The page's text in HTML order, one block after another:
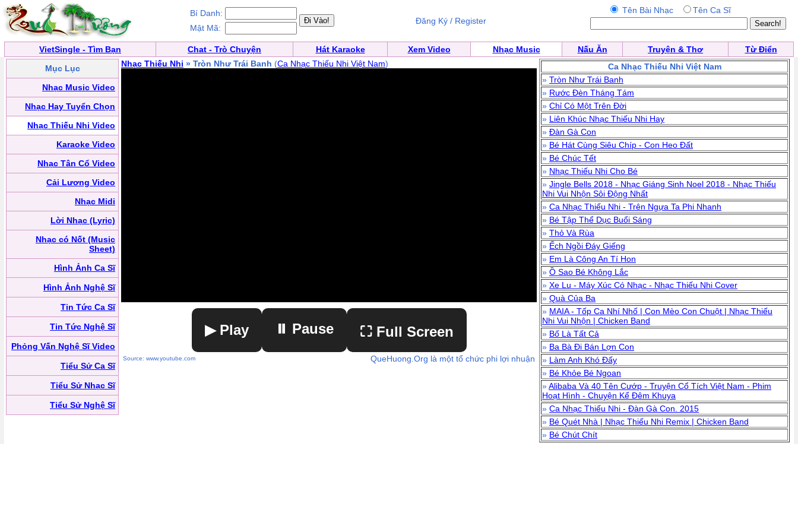
Bí Danh:
Mật Mã:
Đăng Ký / Register
Tên Bài Nhạc Tên Ca Sĩ
VietSingle - Tìm Bạn Chat - Trò Chuyện Hát Karaoke Xem Video Nhạc Music Nấu Ăn Truyện & Thơ
Từ Điển
Mục Lục
Nhạc Music Video
Nhạc Hay Tuyển Chọn
Nhạc Thiếu Nhi Video
Karaoke Video
Nhạc Tân Cổ Video
Cải Lương Video
Nhạc Midi
Lời Nhạc (Lyric)
Nhạc có Nốt (Music
Sheet)
Hình Ảnh Ca Sĩ
Hình Ảnh Nghệ Sĩ
Tin Tức Ca Sĩ
Tin Tức Nghệ Sĩ
Phỏng Vấn Nghệ Sĩ Video
Tiểu Sử Ca Sĩ
Tiểu Sử Nhạc Sĩ
Tiểu Sử Nghệ Sĩ
Nhạc Thiếu Nhi » Tròn Như Trái Banh (Ca Nhạc Thiếu Nhi Việt Nam)
▶ Play ⏸ Pause ⛶ Full Screen
Source: www.youtube.com QueHuong.Org là một tổ chức phi lợi nhuận
Ca Nhạc Thiếu Nhi Việt Nam
» Tròn Như Trái Banh
» Rước Đèn Tháng Tám
» Chỉ Có Một Trên Đời
» Liên Khúc Nhạc Thiếu Nhi Hay
» Đàn Gà Con
» Bé Hát Cùng Siêu Chíp - Con Heo Đất
» Bé Chúc Tết
» Nhạc Thiếu Nhi Cho Bé
» Jingle Bells 2018 - Nhạc Giáng Sinh Noel 2018 - Nhạc Thiếu
Nhi Vui Nhộn Sôi Động Nhất
» Ca Nhạc Thiếu Nhi - Trên Ngựa Ta Phi Nhanh
» Bé Tập Thể Dục Buổi Sáng
» Thỏ Và Rùa
» Ếch Ngồi Đáy Giếng
» Em Là Công An Tí Hon
» Ồ Sao Bé Không Lắc
» Xe Lu - Máy Xúc Có Nhạc - Nhạc Thiếu Nhi Cover
» Quà Của Ba
» MAIA - Tốp Ca Nhí Nhố | Con Mèo Con Chuột | Nhạc Thiếu
Nhi Vui Nhộn | Chicken Band
» Bố Là Tất Cả
» Ba Bà Đi Bán Lợn Con
» Làm Anh Khó Đấy
» Bé Khỏe Bé Ngoan
»Alibaba Và 40 Tên Cướp - Truyện Cổ Tích Việt Nam - Phim
Hoạt Hình - Chuyện Kể Đêm Khuya
» Ca Nhạc Thiếu Nhi - Đàn Gà Con. 2015
» Bé Quét Nhà | Nhạc Thiếu Nhi Remix | Chicken Band
» Bé Chút Chít